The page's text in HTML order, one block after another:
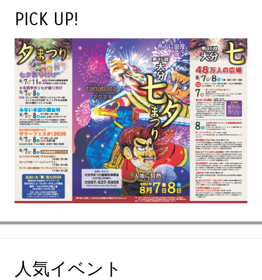
PICK UP!
人気イベント